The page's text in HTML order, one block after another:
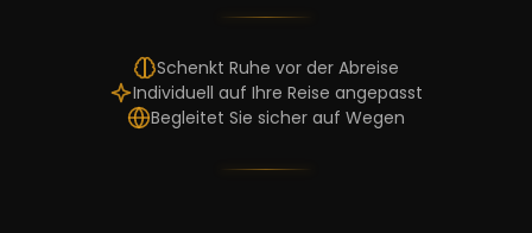
Schenkt Ruhe vor der Abreise
Individuell auf Ihre Reise angepasst
Begleitet Sie sicher auf Wegen